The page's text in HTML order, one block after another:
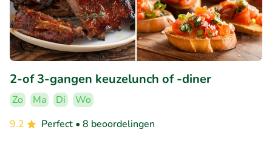
2-of 3-gangen keuzelunch of -diner
Zo Ma Di
Wo
9.2
Perfect • 8 beoordelingen